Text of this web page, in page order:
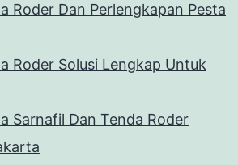
Roder Dan Perlengkapan Pesta
Roder Solusi Lengkap Untuk
Sarnafil Dan Tenda Roder